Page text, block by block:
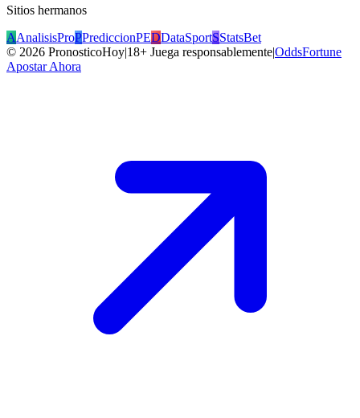
Sitios hermanos
AAnalisisProPPrediccionPEDDataSportSStatsBet
© 2026 PronosticoHoy|18+ Juega responsablemente|OddsFortune
Apostar Ahora